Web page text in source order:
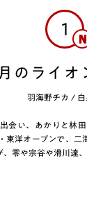
1
のライ
羽海野チカ /
会い、あかりと林
東洋オープンで、二
零や宗谷や滑川達